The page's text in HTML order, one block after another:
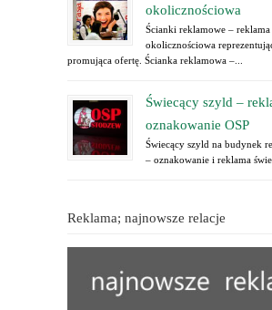
okolicznościowa
Ścianki reklamowe – reklama
okolicznościowa
promująca ofertę. Ścianka reklamowa –...
Świecący szyld –
oznakowanie OSP
Świecący szyld na budynek
– oznakowanie i reklama
Reklama; najnowsze relacje